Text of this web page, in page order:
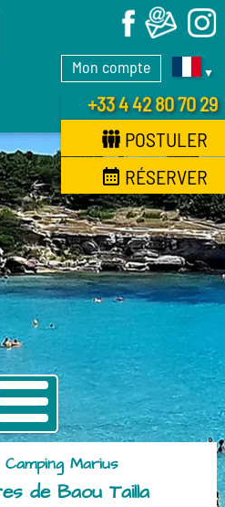
Mon compte ▼
+33 4 42 80 70 29
POSTULER
RÉSERVER
X
Marius
de Baou Tailla